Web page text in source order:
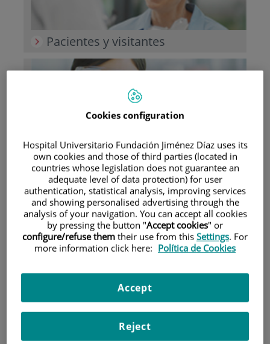
Pacientes y visitantes
Investigación
Docencia
900 301 013
Cookies configuration
Hospital Universitario Fundación Jiménez Díaz uses its
own cookies and those of third parties (located in
countries whose legislation does not guarantee an
adequate level of data protection) for user
authentication, statistical analysis, improving services
and showing personalised advertising through the
analysis of your navigation. You can accept all cookies
by pressing the button "Accept cookies" or
configure/refuse them their use from this Settings. For
more information click here: Política de Cookies
Reject
Accept